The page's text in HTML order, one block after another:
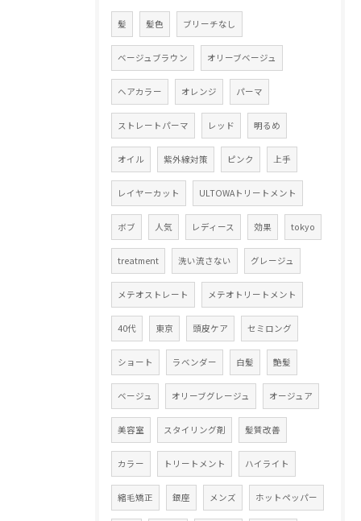
髪 髪色 ブリーチなし
ベージュブラウン オリーブベージュ
ヘアカラー オレンジ パーマ
ストレートパーマ レッド 明るめ
オイル 紫外線対策 ピンク 上手
レイヤーカット ULTOWAトリートメント
ボブ 人気 レディース 効果 tokyo
treatment 洗い流さない グレージュ
メテオストレート メテオトリートメント
40代 東京 頭皮ケア セミロング
ショート ラベンダー 白髪 艶髪
ベージュ オリーブグレージュ オージュア
美容室 スタイリング剤 髪質改善
カラー トリートメント ハイライト
縮毛矯正 銀座 メンズ ホットペッパー